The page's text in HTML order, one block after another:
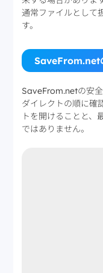
通常ファイルとして
す。
SaveFrom.net
SaveFrom.netの安
ダイレクトの順に確
トを開けることと、
ではありません。